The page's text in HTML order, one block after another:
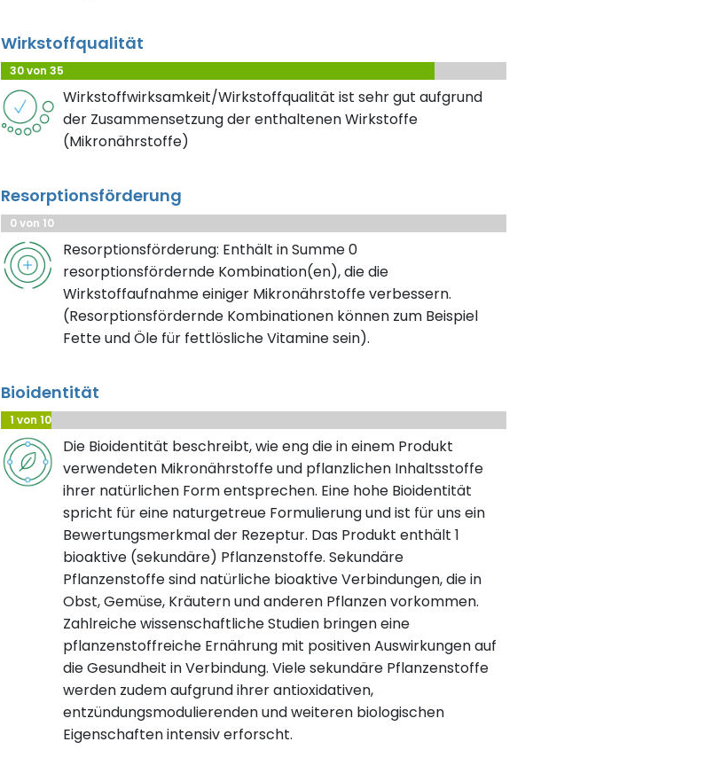
Wirkstoffqualität
30 von 35
Wirkstoffwirksamkeit/Wirkstoffqualität ist sehr gut aufgrund
der Zusammensetzung der enthaltenen Wirkstoffe
(Mikronährstoffe)
Resorptionsförderung
0 von 10
Resorptionsförderung: Enthält in Summe 0
resorptionsfördernde Kombination(en), die die
Wirkstoffaufnahme einiger Mikronährstoffe verbessern.
(Resorptionsfördernde Kombinationen können zum Beispiel
Fette und Öle für fettlösliche Vitamine sein).
Bioidentität
1 von 10
Die Bioidentität beschreibt, wie eng die in einem Produkt
verwendeten Mikronährstoffe und pflanzlichen Inhaltsstoffe
ihrer natürlichen Form entsprechen. Eine hohe Bioidentität
spricht für eine naturgetreue Formulierung und ist für uns ein
Bewertungsmerkmal der Rezeptur. Das Produkt enthält 1
bioaktive (sekundäre) Pflanzenstoffe. Sekundäre
Pflanzenstoffe sind natürliche bioaktive Verbindungen, die in
Obst, Gemüse, Kräutern und anderen Pflanzen vorkommen.
Zahlreiche wissenschaftliche Studien bringen eine
pflanzenstoffreiche Ernährung mit positiven Auswirkungen auf
die Gesundheit in Verbindung. Viele sekundäre Pflanzenstoffe
werden zudem aufgrund ihrer antioxidativen,
entzündungsmodulierenden und weiteren biologischen
Eigenschaften intensiv erforscht.